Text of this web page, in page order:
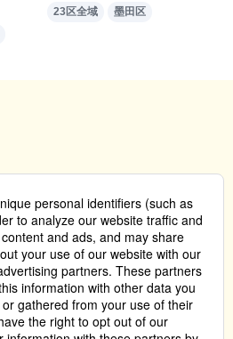
23区全域 墨田区
浏览方法
隐私权政策